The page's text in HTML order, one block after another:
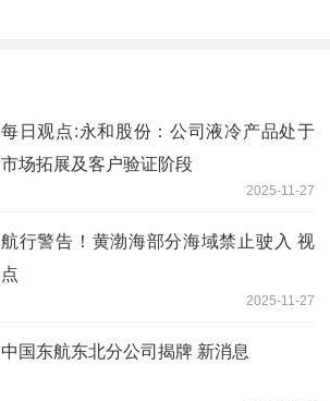
每日观点:永和股份：公司液冷产品处于
市场拓展及客户验证阶段
2025-11-27
航行警告！黄渤海部分海域禁止驶入 视
点
2025-11-27
中国东航东北分公司揭牌 新消息